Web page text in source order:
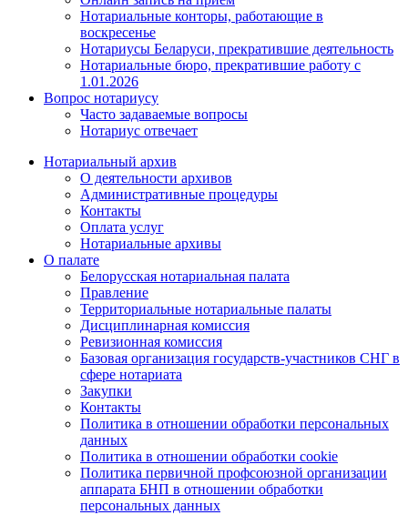
Нотариальные конторы, работающие в
воскресенье
Нотариусы Беларуси, прекратившие деятельность
Нотариальные бюро, прекратившие работу с
1.01.2026
Вопрос нотариусу
Часто задаваемые вопросы
Нотариус отвечает
Нотариальный архив
О деятельности архивов
Административные процедуры
Контакты
Оплата услуг
Нотариальные архивы
О палате
Белорусская нотариальная палата
Правление
Территориальные нотариальные палаты
Дисциплинарная комиссия
Ревизионная комиссия
Базовая организация государств-участников СНГ в
сфере нотариата
Закупки
Контакты
Политика в отношении обработки персональных
данных
Политика в отношении обработки cookie
Политика первичной профсоюзной организации
аппарата БНП в отношении обработки
персональных данных